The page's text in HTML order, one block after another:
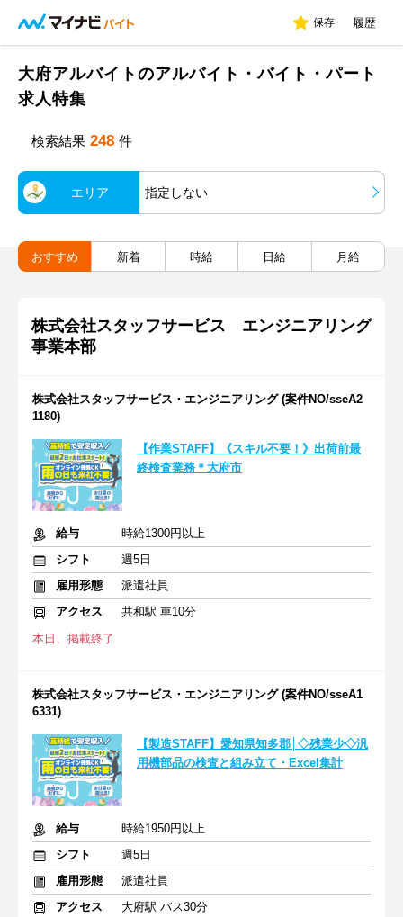
保存 履歴
大府アルバイトのアルバイト・バイト・パート
求人特集
検索結果 248 件
エリア 指定しない
おすすめ 新着 時給 日給 月給
株式会社スタッフサービス エンジニアリング
事業本部
株式会社スタッフサービス・エンジニアリング (案件NO/sseA2
1180)
【作業STAFF】《スキル不要！》出荷前最
終検査業務＊大府市
給与
時給1300円以上
シフト
週5日
雇用形態
派遣社員
アクセス
共和駅 車10分
本日、掲載終了
株式会社スタッフサービス・エンジニアリング (案件NO/sseA1
6331)
【製造STAFF】愛知県知多郡│◇残業少◇汎
用機部品の検査と組み立て・Excel集計
給与
時給1950円以上
シフト
週5日
雇用形態
派遣社員
アクセス
大府駅 バス30分